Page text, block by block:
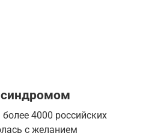
синдромом
4000 российских
с желанием